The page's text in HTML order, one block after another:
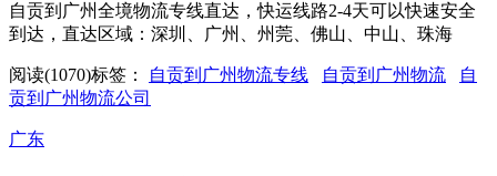
自贡到广州全境物流专线直达，快运线路2-4天可以快速安全
到达，直达区域：深圳、广州、州莞、佛山、中山、珠海
阅读(1070)标签： 自贡到广州物流专线 自贡到广州物流
自
贡到广州物流公司
广东